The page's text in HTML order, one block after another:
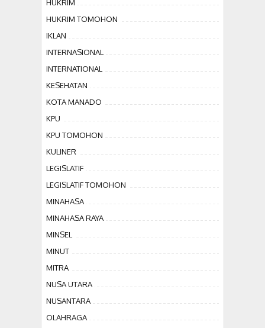
HUKRIM
HUKRIM TOMOHON
IKLAN
INTERNASIONAL
INTERNATIONAL
KESEHATAN
KOTA MANADO
KPU
KPU TOMOHON
KULINER
LEGISLATIF
LEGISLATIF TOMOHON
MINAHASA
MINAHASA RAYA
MINSEL
MINUT
MITRA
NUSA UTARA
NUSANTARA
OLAHRAGA